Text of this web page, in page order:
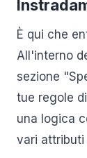
È qui che
All'interno
sezione
tue regole
una logica
vari attributi